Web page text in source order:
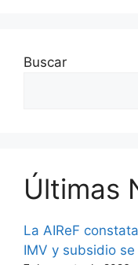
Buscar
Últimas
La AIReF
IMV y subsidio